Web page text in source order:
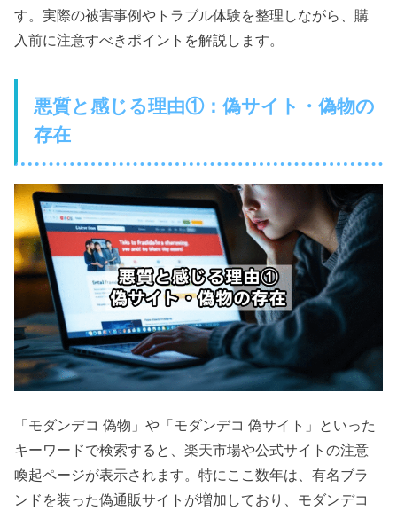
す。実際の被害事例やトラブル体験を整理しながら、購
入前に注意すべきポイントを解説します。
悪質と感じる理由①：偽サイト・偽物の
存在
「モダンデコ 偽物」や「モダンデコ 偽サイト」といった
キーワードで検索すると、楽天市場や公式サイトの注意
喚起ページが表示されます。特にここ数年は、有名ブラ
ンドを装った偽通販サイトが増加しており、モダンデコ